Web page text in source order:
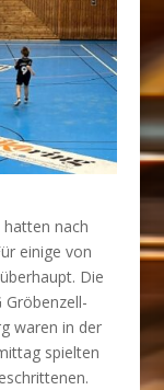
nach
einige von
Die
Gröbenzell-
waren in der
spielten